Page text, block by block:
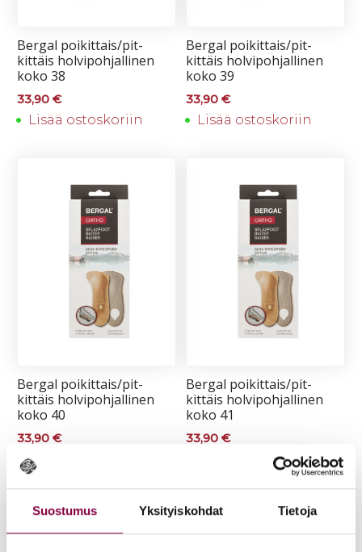
Suostumus Yksityiskohdat Tietoja
Ber­gal poi­kit­tais/pit­
kit­täis hol­vi­poh­jal­li­nen
ko­ko 38
33,90€
Lisää ostoskoriin
Ber­gal poi­kit­tais/pit­
kit­täis hol­vi­poh­jal­li­nen
ko­ko 39
33,90€
Lisää ostoskoriin
Ber­gal poi­kit­tais/pit­
kit­täis hol­vi­poh­jal­li­nen
ko­ko 40
33,90€
Lisää ostoskoriin
Ber­gal poi­kit­tais/pit­
kit­täis hol­vi­poh­jal­li­nen
ko­ko 41
33,90€
Lisää ostoskoriin